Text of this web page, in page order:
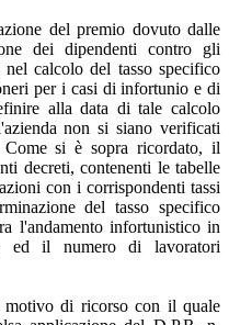
del premio dovuto dalle
dei dipendenti contro gli
calcolo del tasso specifico
per i casi di infortunio e di
alla data di tale calcolo
non si siano verificati
si è sopra ricordato, il
decreti, contenenti le tabelle
con i corrispondenti tassi
del tasso specifico
l'andamento infortunistico in
ed il numero di lavoratori
motivo di ricorso con il quale